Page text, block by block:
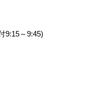
9:15～9:45)